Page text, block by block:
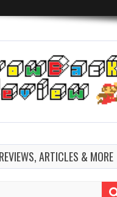
ARTICLES & MORE